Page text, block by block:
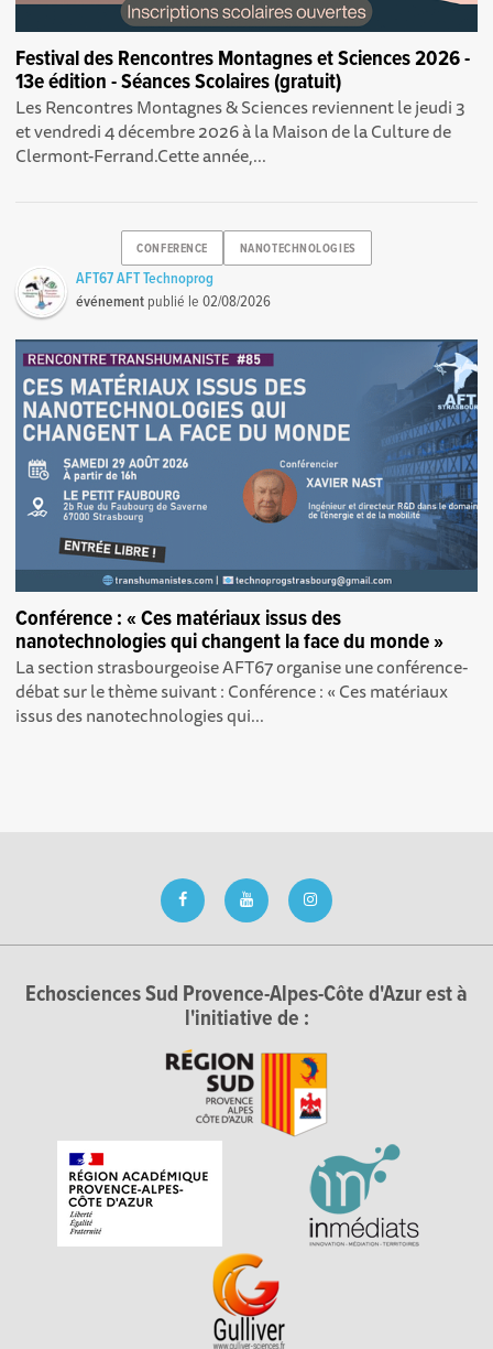
Festival des Rencontres Montagnes et Sciences 2026 -
13e édition - Séances Scolaires (gratuit)
Les Rencontres Montagnes & Sciences reviennent le jeudi 3
et vendredi 4 décembre 2026 à la Maison de la Culture de
Clermont-Ferrand.Cette année,...
CONFERENCE NANOTECHNOLOGIES
AFT67 AFT Technoprog
événement publié le02/08/2026
Conférence : « Ces matériaux issus des
nanotechnologies qui changent la face du monde »
La section strasbourgeoise AFT67 organise une conférence-
débat sur le thème suivant : Conférence : « Ces matériaux
issus des nanotechnologies qui...
Echosciences Sud Provence-Alpes-Côte d'Azur est à
l'initiative de :